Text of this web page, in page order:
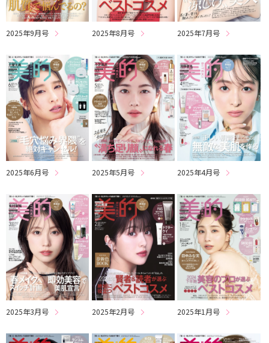
2025年9月号 2025年8月号 2025年7月号
2025年6月号 2025年5月号 2025年4月号
2025年3月号 2025年2月号 2025年1月号